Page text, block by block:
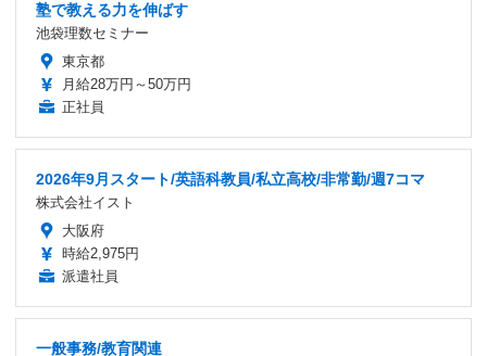
塾で教える力を伸ばす
池袋理数セミナー
東京都
月給28万円～50万円
正社員
2026年9月スタート/英語科教員/私立高校/非常勤/週7コマ
株式会社イスト
大阪府
時給2,975円
派遣社員
一般事務/教育関連